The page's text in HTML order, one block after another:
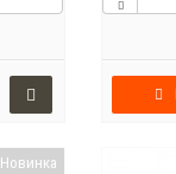
Новинка